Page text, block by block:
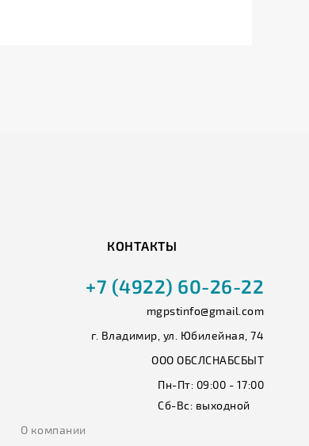
КОНТАКТЫ
+7 (4922) 60-26-22
mgpstinfo@gmail.com
г. Владимир, ул. Юбилейная, 74
ООО ОБСЛСНАБСБЫТ
Пн-Пт: 09:00 - 17:00
Сб-Вс: выходной
О компании